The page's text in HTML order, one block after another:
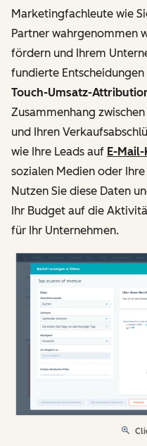
Marketingfachleute wie
Partner wahrgenommen
fördern und Ihrem
fundierte
Touch-Umsatz-
Zusammenhang
und Ihren
wie Ihre Leads auf E-
sozialen Medien oder
Nutzen Sie diese Daten
Ihr Budget auf die
für Ihr Unternehmen.